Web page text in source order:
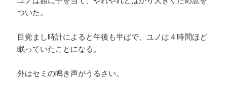
ついた。
目覚まし時計によると午後も半ばで、ユノは４時間ほど
眠っていたことになる。
外はセミの鳴き声がうるさい。